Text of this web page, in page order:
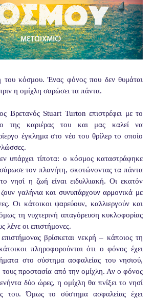
κόσμου. Ένας φόνος που δεν θυμάται
η ομίχλη σαρώσει τα πάντα.
Βρετανός Stuart Turton επιστρέφει με το
της καριέρας του και μας καλεί να
έγκλημα στο νέο του θρίλερ το οποίο
υπάρχει τίποτα: ο κόσμος καταστράφηκε
τον πλανήτη, σκοτώνοντας τα πάντα
νησί η ζωή είναι ειδυλλιακή. Οι εκατόν
ζουν γαλήνια και συνυπάρχουν αρμονικά με
Οι κάτοικοι ψαρεύουν, καλλιεργούν και
τη νυχτερινή απα­γόρευση κυκλοφορίας
λένε οι επιστήμονες.
βρίσκεται νεκρή – κάποιος τη
πληροφορούνται ότι ο φόνος έχει
στο σύστημα ασφαλείας του νησιού,
προστασία από την ομίχλη. Αν ο φόνος
δύο ώρες, η ομίχλη θα πνίξει το νησί
του. Όμως το σύστημα ασφαλείας έχει